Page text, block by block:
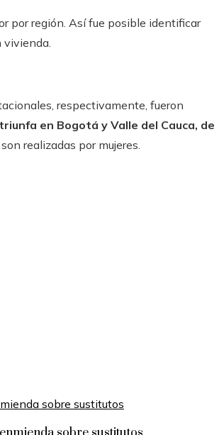
por región. Así fue posible identificar
vivienda.
respectivamente, fueron
en Bogotá y Valle del Cauca, de
realizadas por mujeres.